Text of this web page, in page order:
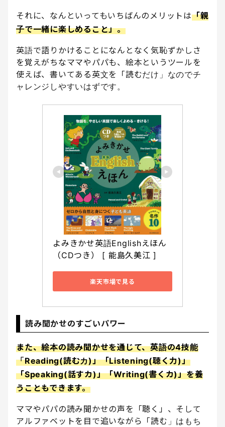
それに、なんといってもいちばんのメリットは「親
子で一緒に楽しめること」。
英語で語りかけることになんとなく気恥ずかしさ
を覚えがちなママやパパも、絵本というツールを
使えば、書いてある英文を「読むだけ」なのでチ
ャレンジしやすいはずです。
よみきかせ英語Englishえほん
（CDつき） [ 能島久美江 ]
楽天市場で見る
読み聞かせのすごいパワー
また、絵本の読み聞かせを通じて、英語の4技能
「Reading(読むカ)」「Listening(聴く力)」
「Speaking(話すカ)」「Writing(書くカ)」を養
うこともできます。
ママやパパの読み聞かせの声を「聴く」、そして
アルファベットを目で追いながら「読む」はもち